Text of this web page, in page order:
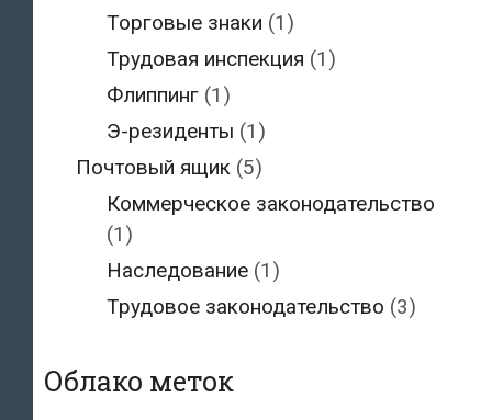
Торговые знаки (1)
Трудовая инспекция (1)
Флиппинг (1)
Э-резиденты (1)
Почтовый ящик (5)
Коммерческое законодательство
(1)
Наследование (1)
Трудовое законодательство (3)
Облако меток